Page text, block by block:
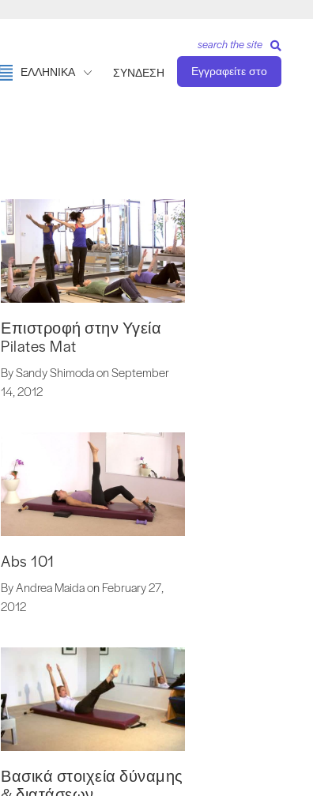
ΕΛΛΗΝΙΚΆ ΣΥΝΔΕΣΗ Εγγραφείτε στο
search the site
Επιστροφή στην Υγεία
Pilates Mat
By Sandy Shimoda on September
14, 2012
Abs 101
By Andrea Maida on February 27,
2012
Βασικά στοιχεία δύναμης